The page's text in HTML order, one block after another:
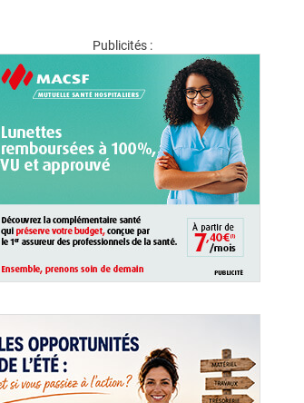
Publicités :